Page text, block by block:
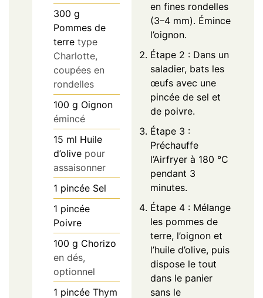
300 g
Pommes de
terre type
Charlotte,
coupées en
rondelles
100 g Oignon
émincé
15 ml Huile
d’olive pour
assaisonner
1 pincée Sel
1 pincée
Poivre
100 g Chorizo
en dés,
optionnel
1 pincée Thym
en fines rondelles
(3–4 mm). Émince
l’oignon.
Étape 2 : Dans un
saladier, bats les
œufs avec une
pincée de sel et
de poivre.
Étape 3 :
Préchauffe
l’Airfryer à 180 °C
pendant 3
minutes.
Étape 4 : Mélange
les pommes de
terre, l’oignon et
l’huile d’olive, puis
dispose le tout
dans le panier
sans le